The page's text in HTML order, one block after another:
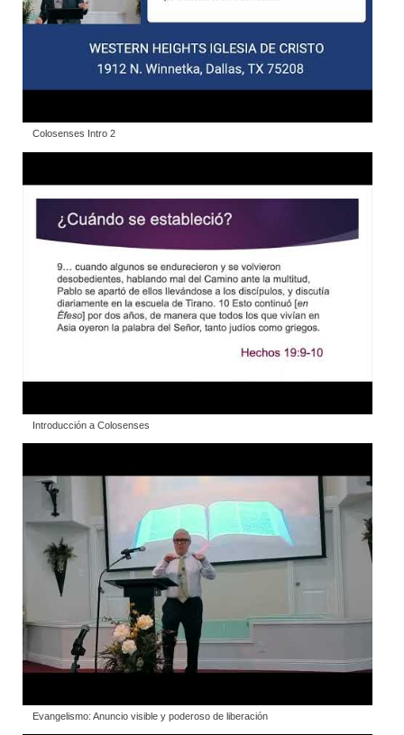
Colosenses Intro 2
Introducción a Colosenses
Evangelismo: Anuncio visible y poderoso de liberación